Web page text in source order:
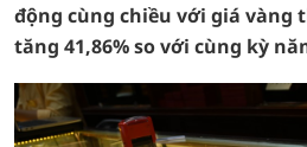
động cùng chiều với giá vàng
tăng 41,86% so với cùng kỳ